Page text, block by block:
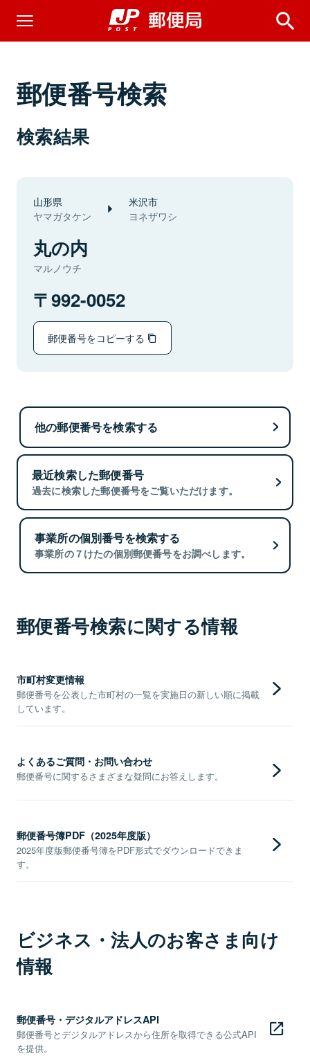
郵便番号検索
検索結果
山形県
ヤマガタケン
米沢市
ヨネザワシ
丸の内
マルノウチ
992-0052
郵便番号をコピーする
他の郵便番号を検索する
最近検索した郵便番号
過去に検索した郵便番号をご覧いただけます。
事業所の個別番号を検索する
事業所の７けたの個別郵便番号をお調べします。
郵便番号検索に関する情報
市町村変更情報
郵便番号を公表した市町村の一覧を実施日の新しい順に掲載
しています。
よくあるご質問・お問い合わせ
郵便番号に関するさまざまな疑問にお答えします。
郵便番号簿PDF（2025年度版）
2025年度版郵便番号簿をPDF形式でダウンロードできま
す。
ビジネス・法人のお客さま向け
情報
郵便番号・デジタルアドレスAPI
郵便番号とデジタルアドレスから住所を取得できる公式API
を提供。